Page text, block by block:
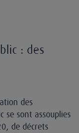
: des
des
se sont assouplies
de décrets